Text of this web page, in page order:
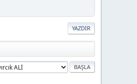
YAZDIR